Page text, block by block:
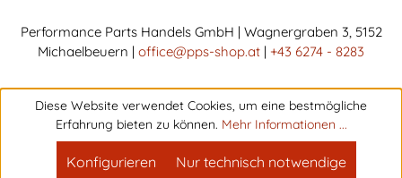
Performance Parts Handels GmbH | Wagnergraben 3, 5152
Michaelbeuern | office@pps-shop.at | +43 6274 - 8283
Diese Website verwendet Cookies, um eine bestmögliche
Erfahrung bieten zu können. Mehr Informationen ...
Nur technisch notwendige
Konfigurieren